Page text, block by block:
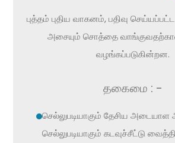
புத்தம் புதிய வாகனம், பதிவு
அசையும் சொத்தை
வழங்கப்படுகின்றன.
தகைமை : -
செல்லுபடியாகும் தேசிய
செல்லுபடியாகும் கடவுச்சீட்டு